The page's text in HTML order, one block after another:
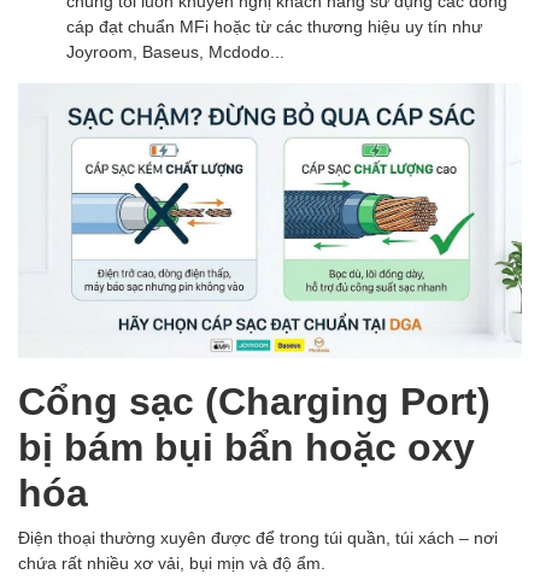
cáp đạt chuẩn MFi hoặc từ các thương hiệu uy tín như
Joyroom, Baseus, Mcdodo...
Cổng sạc (Charging Port)
bị bám bụi bẩn hoặc oxy
hóa
Điện thoại thường xuyên được để trong túi quần, túi xách – nơi
chứa rất nhiều xơ vải, bụi mịn và độ ẩm.